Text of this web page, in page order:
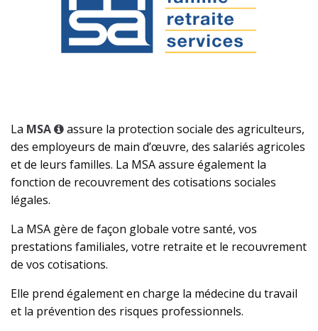
La MSA
assure la protection sociale des agriculteurs,
des employeurs de main d’œuvre, des salariés agricoles
et de leurs familles. La MSA assure également la
fonction de recouvrement des cotisations sociales
légales.
La MSA gère de façon globale votre santé, vos
prestations familiales, votre retraite et le recouvrement
de vos cotisations.
Elle prend également en charge la médecine du travail
et la prévention des risques professionnels.